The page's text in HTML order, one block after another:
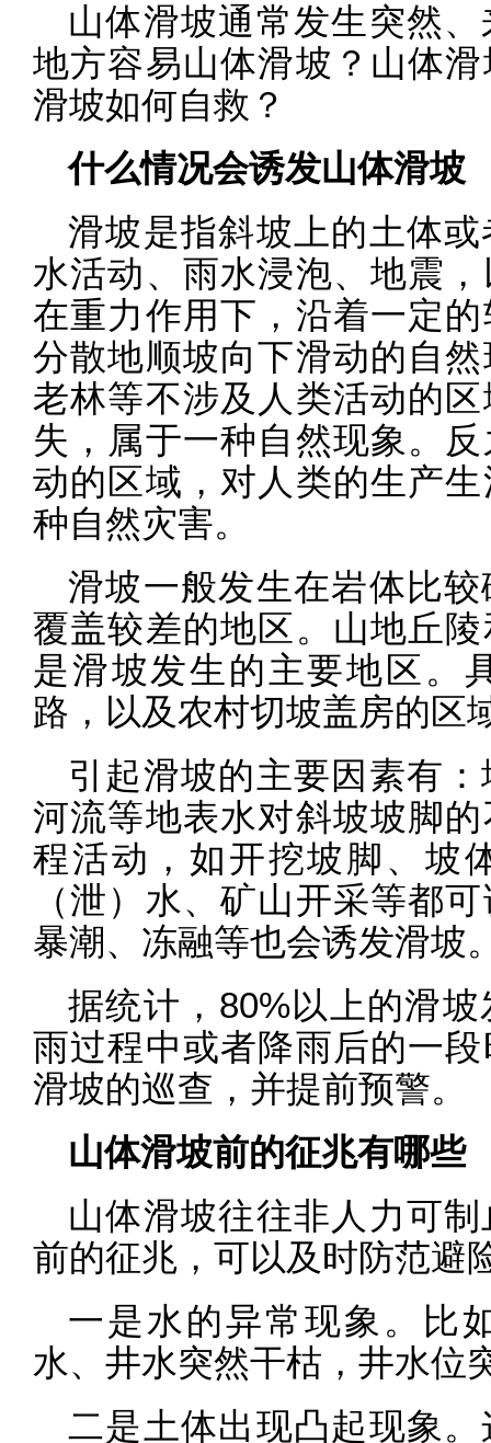
山体滑坡通常发生突然
地方容易山体滑坡？山体
滑坡如何自救？
什么情况会诱发山体滑坡
滑坡是指斜坡上的土体
水活动、雨水浸泡、地震
在重力作用下，沿着一定
分散地顺坡向下滑动的自
老林等不涉及人类活动的
失，属于一种自然现象。
动的区域，对人类的生产
种自然灾害。
滑坡一般发生在岩体比
覆盖较差的地区。山地丘
是滑坡发生的主要地区。
路，以及农村切坡盖房的区
引起滑坡的主要因素有
河流等地表水对斜坡坡脚
程活动，如开挖坡脚、坡
（泄）水、矿山开采等都
暴潮、冻融等也会诱发滑坡
据统计，80%以上的滑
雨过程中或者降雨后的一
滑坡的巡查，并提前预警。
山体滑坡前的征兆有哪些
山体滑坡往往非人力可
前的征兆，可以及时防范避
一是水的异常现象。比
水、井水突然干枯，井水位
二是土体出现凸起现象